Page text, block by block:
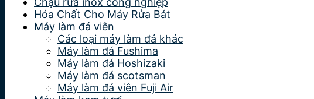
Hóa Chất Cho Máy Rửa Bát
Máy làm đá viên
Các loại máy làm đá khác
Máy làm đá Fushima
Máy làm đá Hoshizaki
Máy làm đá scotsman
Máy làm đá viên Fuji Air